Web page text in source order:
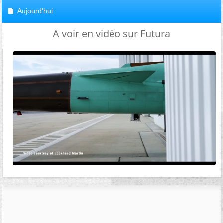
Aujourd'hui
A voir en vidéo sur Futura